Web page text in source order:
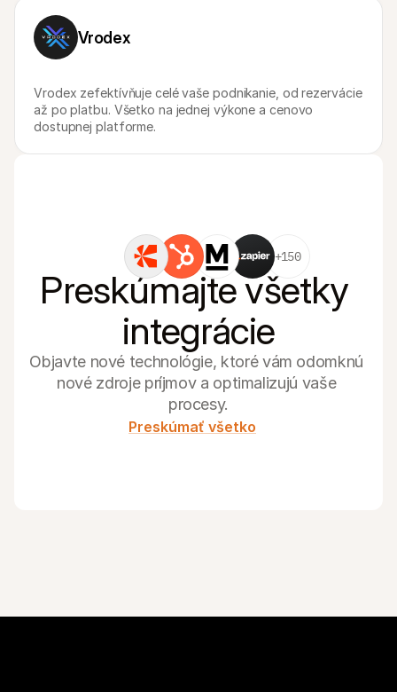
Vrodex
Vrodex zefektívňuje celé vaše podnikanie, od rezervácie
až po platbu. Všetko na jednej výkone a cenovo
dostupnej platforme.
+150
Preskúmajte všetky
integrácie
Objavte nové technológie, ktoré vám odomknú
nové zdroje príjmov a optimalizujú vaše
procesy.
Preskúmať všetko